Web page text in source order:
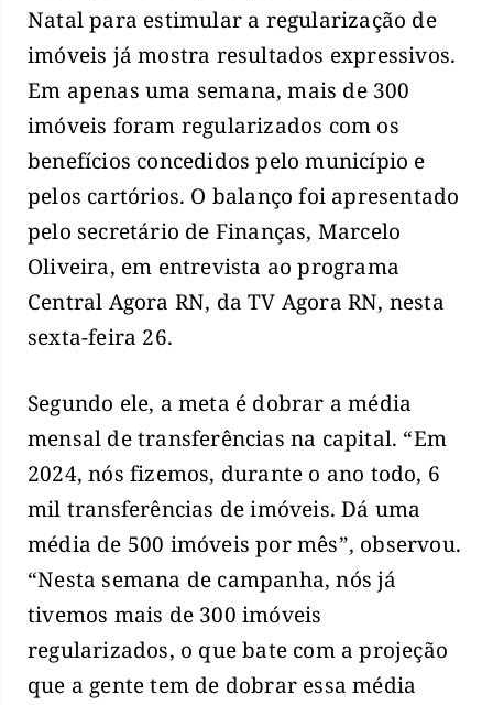
Natal para estimular a regularização de
imóveis já mostra resultados expressivos.
Em apenas uma semana, mais de 300
imóveis foram regularizados com os
benefícios concedidos pelo município e
pelos cartórios. O balanço foi apresentado
pelo secretário de Finanças, Marcelo
Oliveira, em entrevista ao programa
Central Agora RN, da TV Agora RN, nesta
sexta-feira 26.
Segundo ele, a meta é dobrar a média
mensal de transferências na capital. “Em
2024, nós fizemos, durante o ano todo, 6
mil transferências de imóveis. Dá uma
média de 500 imóveis por mês”, observou.
“Nesta semana de campanha, nós já
tivemos mais de 300 imóveis
regularizados, o que bate com a projeção
que a gente tem de dobrar essa média